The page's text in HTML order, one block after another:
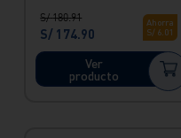
Tahiti Italgrif
S/ 180.91
S/ 174.90
Ahorra
S/ 6 01
Ver
producto